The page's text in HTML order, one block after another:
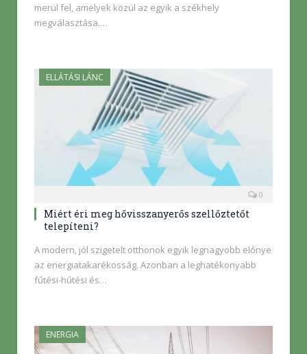
merül fel, amelyek közül az egyik a székhely
megválasztása.…
ELLÁTÁSI LÁNC
0
Miért éri meg hővisszanyerős szellőztetőt
telepíteni?
A modern, jól szigetelt otthonok egyik legnagyobb előnye
az energiatakarékosság. Azonban a leghatékonyabb
fűtési-hűtési és…
ENERGIA